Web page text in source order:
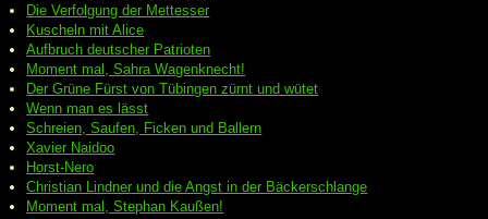
Die Verfolgung der Mettesser
Kuscheln mit Alice
Aufbruch deutscher Patrioten
Moment mal, Sahra Wagenknecht!
Der Grüne Fürst von Tübingen zürnt und wütet
Wenn man es lässt
Schreien, Saufen, Ficken und Ballern
Xavier Naidoo
Horst-Nero
Christian Lindner und die Angst in der Bäckerschlange
Moment mal, Stephan Kaußen!